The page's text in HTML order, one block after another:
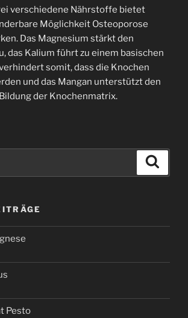
verschiedene Nährstoffe bietet
Möglichkeit Osteoporose
Das Magnesium stärkt den
das Kalium führt zu einem basischen
somit, dass die Knochen
und das Mangan unterstützt den
der Knochenmatrix.
Pesto